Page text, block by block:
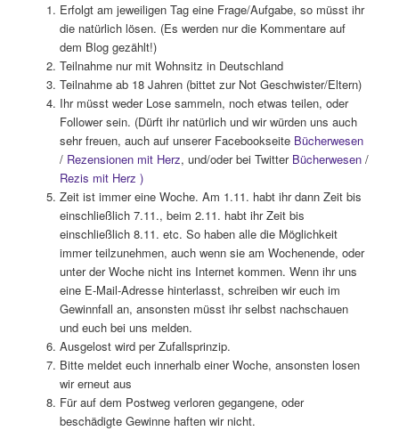
Erfolgt am jeweiligen Tag eine Frage/Aufgabe, so müsst ihr
die natürlich lösen. (Es werden nur die Kommentare auf
dem Blog gezählt!)
Teilnahme nur mit Wohnsitz in Deutschland
Teilnahme ab 18 Jahren (bittet zur Not Geschwister/Eltern)
Ihr müsst weder Lose sammeln, noch etwas teilen, oder
Follower sein. (Dürft ihr natürlich und wir würden uns auch
sehr freuen, auch auf unserer Facebookseite Bücherwesen
/ Rezensionen mit Herz, und/oder bei Twitter Bücherwesen/
Rezis mit Herz )
Zeit ist immer eine Woche. Am 1.11. habt ihr dann Zeit bis
einschließlich 7.11., beim 2.11. habt ihr Zeit bis
einschließlich 8.11. etc. So haben alle die Möglichkeit
immer teilzunehmen, auch wenn sie am Wochenende, oder
unter der Woche nicht ins Internet kommen. Wenn ihr uns
eine E-Mail-Adresse hinterlasst, schreiben wir euch im
Gewinnfall an, ansonsten müsst ihr selbst nachschauen
und euch bei uns melden.
Ausgelost wird per Zufallsprinzip.
Bitte meldet euch innerhalb einer Woche, ansonsten losen
wir erneut aus
Für auf dem Postweg verloren gegangene, oder
beschädigte Gewinne haften wir nicht.